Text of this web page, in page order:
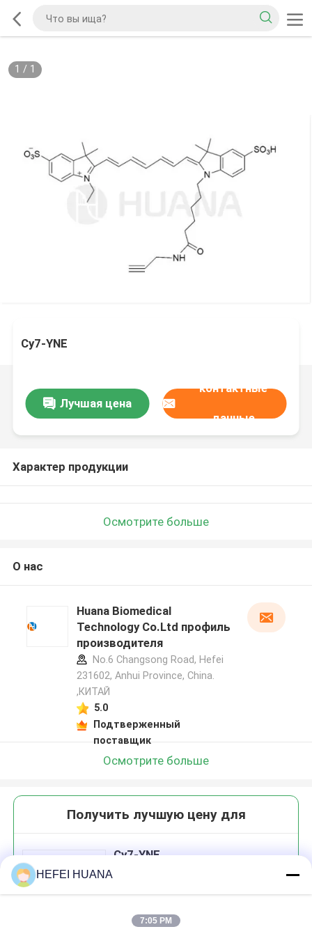
1 / 1
Cy7-YNE
Лучшая цена
контактные
данные
Характер продукции
Осмотрите больше
О нас
Huana Biomedical
Technology Co.Ltd профиль
производителя
No.6 Changsong Road, Hefei
231602, Anhui Province, China.
,КИТАЙ
5.0
Подтверженный
поставщик
Осмотрите больше
Получить лучшую цену для
Cy7-YNE
HEFEI HUANA
7:05 PM